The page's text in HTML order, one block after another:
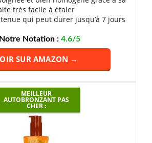
très facile à étaler
qui peut durer jusqu’à 7 jours
Notre Notation :4.6/5
SUR AMAZON →
MEILLEUR
AUTOBRONZANT PAS
CHER :